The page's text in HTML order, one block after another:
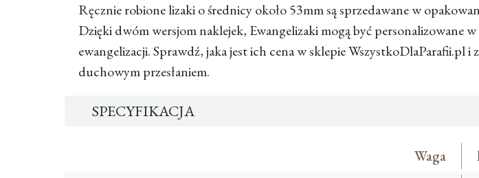
Ręcznie robione lizaki o średnicy około 53mm są sprzedawane w
Dzięki dwóm wersjom naklejek, Ewangelizaki mogą być personalizowane
ewangelizacji. Sprawdź, jaka jest ich cena w sklepie WszystkoDlaParafii.pl
duchowym przesłaniem.
SPECYFIKACJA
Waga